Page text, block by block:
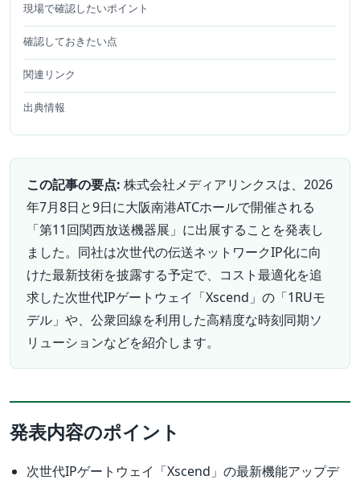
現場で確認したいポイント
確認しておきたい点
関連リンク
出典情報
この記事の要点: 株式会社メディアリンクスは、2026
年7月8日と9日に大阪南港ATCホールで開催される
「第11回関西放送機器展」に出展することを発表し
ました。同社は次世代の伝送ネットワークIP化に向
けた最新技術を披露する予定で、コスト最適化を追
求した次世代IPゲートウェイ「Xscend」の「1RUモ
デル」や、公衆回線を利用した高精度な時刻同期ソ
リューションなどを紹介します。
発表内容のポイント
次世代IPゲートウェイ「Xscend」の最新機能アップデ